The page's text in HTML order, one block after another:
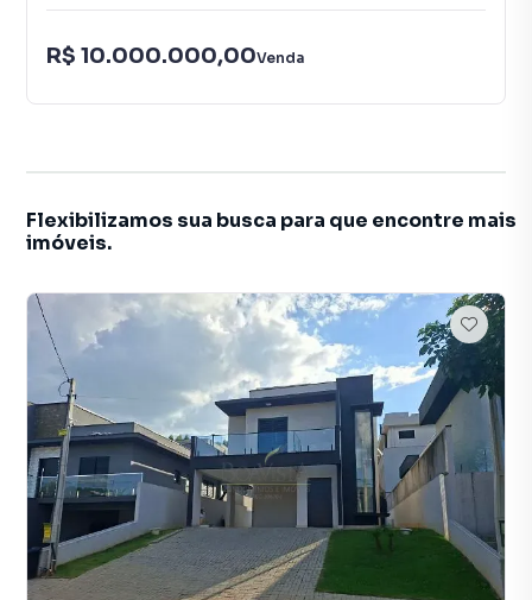
R$ 10.000.000,00Venda
Flexibilizamos sua busca para que encontre mais
imóveis.